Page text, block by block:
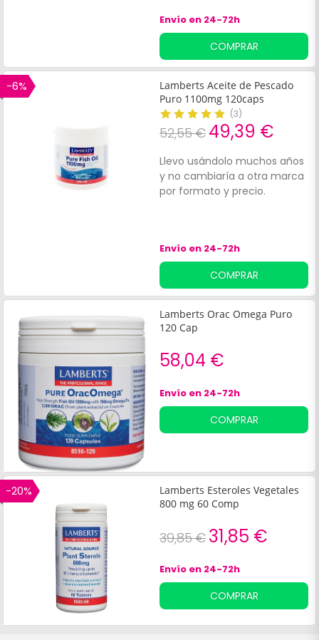
Envío en 24-72h
COMPRAR
-6%
Lamberts Aceite de Pescado
Puro 1100mg 120caps
(3)
52,55 € 49,39 €
Llevo usándolo muchos años
y no cambiaría a otra marca
por formato y precio.
Envío en 24-72h
COMPRAR
Lamberts Orac Omega Puro
120 Cap
58,04 €
Envío en 24-72h
COMPRAR
-20%
Lamberts Esteroles Vegetales
800 mg 60 Comp
39,85 € 31,85 €
Envío en 24-72h
COMPRAR